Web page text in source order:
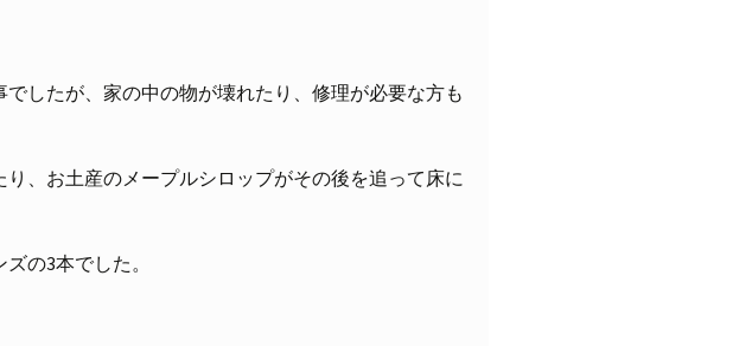
したが、家の中の物が壊れたり、修理が必要な方も
、お土産のメープルシロップがその後を追って床に
の3本でした。